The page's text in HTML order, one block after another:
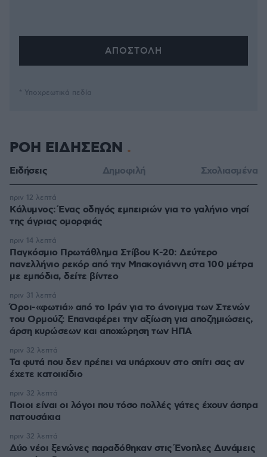
* Υποχρεωτικά πεδία
ΡΟΗ ΕΙΔΗΣΕΩΝ
Ειδήσεις Δημοφιλή Σχολιασμένα
Κάλυμνος: Ένας οδηγός εμπειριών για το γαλήνιο νησί
της άγριας ομορφιάς
πριν 12 λεπτά
Παγκόσμιο Πρωτάθλημα Στίβου Κ-20: Δεύτερο
πανελλήνιο ρεκόρ από την Μπακογιάννη στα 100 μέτρα
με εμπόδια, δείτε βίντεο
πριν 14 λεπτά
Όροι-«φωτιά» από το Ιράν για το άνοιγμα των Στενών
του Ορμούζ: Επαναφέρει την αξίωση για αποζημιώσεις,
άρση κυρώσεων και αποχώρηση των ΗΠΑ
πριν 31 λεπτά
Τα φυτά που δεν πρέπει να υπάρχουν στο σπίτι σας αν
έχετε κατοικίδιο
πριν 32 λεπτά
Ποιοι είναι οι λόγοι που τόσο πολλές γάτες έχουν άσπρα
πατουσάκια
πριν 32 λεπτά
Δύο νέοι ξενώνες παραδόθηκαν στις Ένοπλες Δυνάμεις
πριν 32 λεπτά